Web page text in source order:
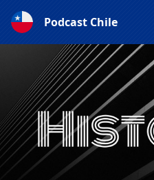
Podcast Chile